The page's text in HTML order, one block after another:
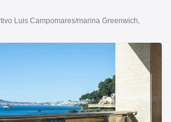
Luis Campomares/marina Greenwich,